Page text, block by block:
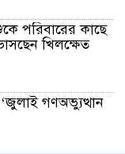
পরিবারের কাছে
খিলক্ষেত
গণঅভ্যুত্থান